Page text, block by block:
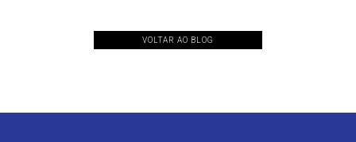
VOLTAR AO BLOG